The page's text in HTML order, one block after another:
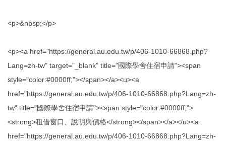
<p>&nbsp;</p>
<p><a href="https://general.au.edu.tw/p/406-1010-66868.php?
Lang=zh-tw" target="_blank" title="國際學舍住宿申請"><span
style="color:#0000ff;"></span></a><u><a
href="https://general.au.edu.tw/p/406-1010-66868.php?Lang=zh-
tw" title="國際學舍住宿申請"><span style="color:#0000ff;">
<strong>租借窗口、說明與價格</strong></span></a></u><a
href="https://general.au.edu.tw/p/406-1010-66868.php?Lang=zh-